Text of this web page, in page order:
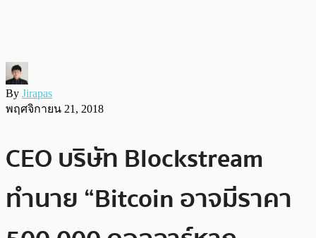
By Jirapas
พฤศจิกายน 21, 2018
CEO บริษัท Blockstream
ทำนาย “Bitcoin อาจมีราคา